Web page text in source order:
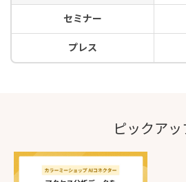
セミナー
プレス
ピックアッ